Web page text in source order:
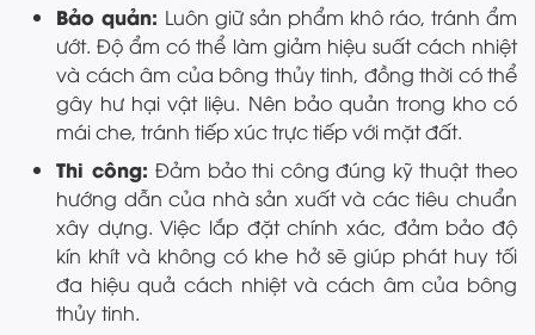
Bảo quản: Luôn giữ sản phẩm khô ráo, tránh ẩm
ướt. Độ ẩm có thể làm giảm hiệu suất cách nhiệt
và cách âm của bông thủy tinh, đồng thời có thể
gây hư hại vật liệu. Nên bảo quản trong kho có
mái che, tránh tiếp xúc trực tiếp với mặt đất.
Thi công:Đảm bảo thi công đúng kỹ thuật theo
hướng dẫn của nhà sản xuất và các tiêu chuẩn
xây dựng. Việc lắp đặt chính xác, đảm bảo độ
kín khít và không có khe hở sẽ giúp phát huy tối
đa hiệu quả cách nhiệt và cách âm của bông
thủy tinh.